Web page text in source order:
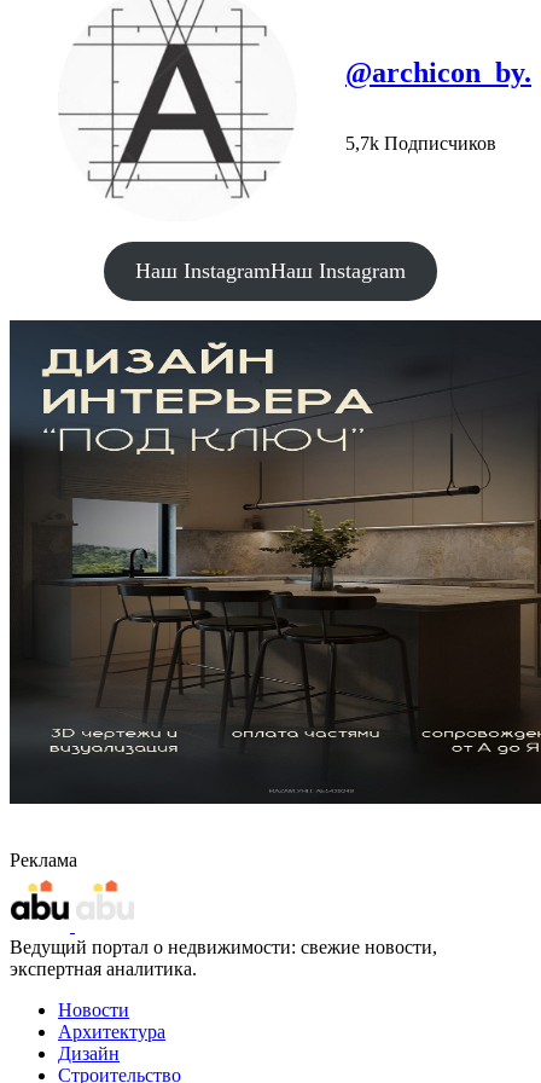
@archicon_by.
5,7k Подписчиков
Наш InstagramНаш Instagram
Реклама
Ведущий портал о недвижимости: свежие новости,
экспертная аналитика.
Новости
Архитектура
Дизайн
Строительство